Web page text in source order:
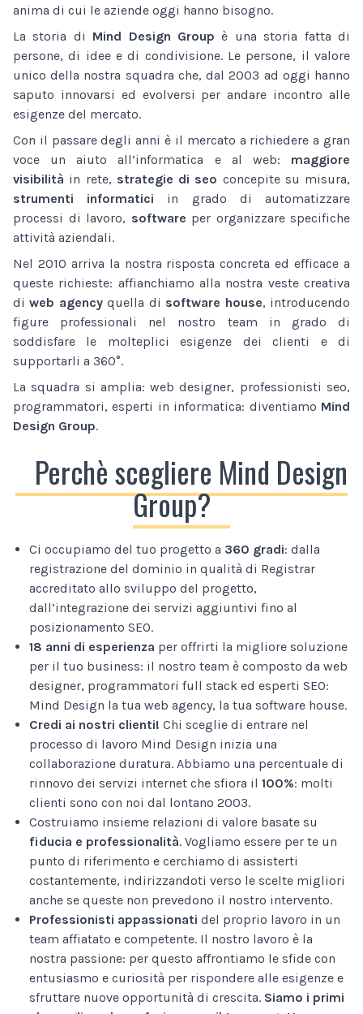
anima di cui le aziende oggi hanno bisogno.
La storia di Mind Design Group è una storia fatta di
persone, di idee e di condivisione. Le persone, il valore
unico della nostra squadra che, dal 2003 ad oggi hanno
saputo innovarsi ed evolversi per andare incontro alle
esigenze del mercato.
Con il passare degli anni è il mercato a richiedere a gran
voce un aiuto all’informatica e al web: maggiore
visibilità in rete, strategie di seo concepite su misura,
strumenti informatici in grado di automatizzare
processi di lavoro, software per organizzare specifiche
attività aziendali.
Nel 2010 arriva la nostra risposta concreta ed efficace a
queste richieste: affianchiamo alla nostra veste creativa
diweb agencyquella di software house, introducendo
figure professionali nel nostro team in grado di
soddisfare le molteplici esigenze dei clienti e di
supportarli a 360°.
La squadra si amplia: web designer, professionisti seo,
programmatori, esperti in informatica: diventiamo Mind
Design Group.
Perchè scegliere Mind Design
Group?
Ci occupiamo del tuo progetto a 360 gradi: dalla
registrazione del dominio in qualità di Registrar
accreditato allo sviluppo del progetto,
dall’integrazione dei servizi aggiuntivi fino al
posizionamento SEO.
18 anni di esperienza per offrirti la migliore soluzione
per il tuo business: il nostro team è composto da web
designer, programmatori full stack ed esperti SEO:
Mind Design la tua web agency, la tua software house.
Credi ai nostri clienti! Chi sceglie di entrare nel
processo di lavoro Mind Design inizia una
collaborazione duratura. Abbiamo una percentuale di
rinnovo dei servizi internet che sfiora il 100%: molti
clienti sono con noi dal lontano 2003.
Costruiamo insieme relazioni di valore basate su
fiducia e professionalità. Vogliamo essere per te un
punto di riferimento e cerchiamo di assisterti
costantemente, indirizzandoti verso le scelte migliori
anche se queste non prevedono il nostro intervento.
Professionisti appassionati del proprio lavoro in un
team affiatato e competente. Il nostro lavoro è la
nostra passione: per questo affrontiamo le sfide con
entusiasmo e curiosità per rispondere alle esigenze e
sfruttare nuove opportunità di crescita. Siamo i primi